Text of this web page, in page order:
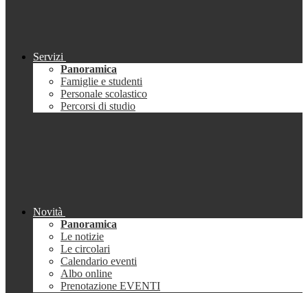
Servizi
Panoramica
Famiglie e studenti
Personale scolastico
Percorsi di studio
Novità
Panoramica
Le notizie
Le circolari
Calendario eventi
Albo online
Prenotazione EVENTI